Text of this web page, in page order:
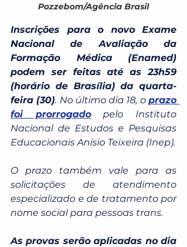
Pozzebom/Agência Brasil
Inscrições para o novo Exame
Nacional de Avaliação da
Formação Médica (Enamed)
podem ser feitas até as 23h59
(horário de Brasília) da quarta-
feira (30). No último dia 18, o prazo
foi prorrogado pelo Instituto
Nacional de Estudos e Pesquisas
Educacionais Anísio Teixeira (Inep).
O prazo também vale para as
solicitações de atendimento
especializado e de tratamento por
nome social para pessoas trans.
As provas serão aplicadas no dia